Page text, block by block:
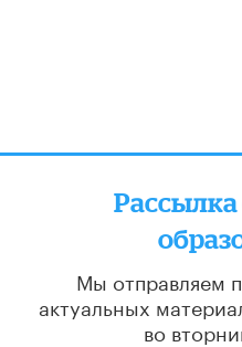
Рассылка
Мы отправляем
актуальных
во